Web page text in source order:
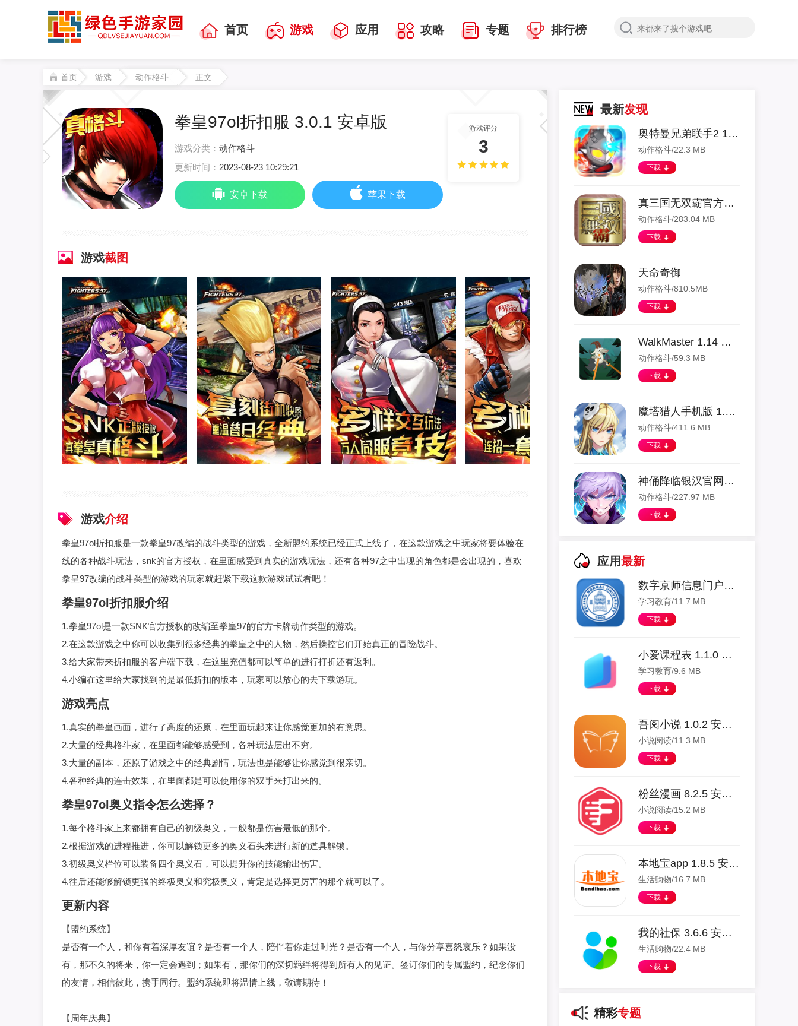
首页 游戏 应用 攻略 专题 排行榜
首页 游戏 动作格斗 正文
拳皇97ol折扣服 3.0.1 安卓版
游戏分类： 动作格斗
更新时间： 2023-08-23 10:29:21
安卓下载 苹果下载
游戏评分
3
游戏截图
游戏介绍
拳皇97ol折扣服是一款拳皇97改编的战斗类型的游戏，全新盟约系统已经正式上线了，在这款游戏之中玩家将要体验在
线的各种战斗玩法，snk的官方授权，在里面感受到真实的游戏玩法，还有各种97之中出现的角色都是会出现的，喜欢
拳皇97改编的战斗类型的游戏的玩家就赶紧下载这款游戏试试看吧！
拳皇97ol折扣服介绍
1.拳皇97ol是一款SNK官方授权的改编至拳皇97的官方卡牌动作类型的游戏。
2.在这款游戏之中你可以收集到很多经典的拳皇之中的人物，然后操控它们开始真正的冒险战斗。
3.给大家带来折扣服的客户端下载，在这里充值都可以简单的进行打折还有返利。
4.小编在这里给大家找到的是最低折扣的版本，玩家可以放心的去下载游玩。
游戏亮点
1.真实的拳皇画面，进行了高度的还原，在里面玩起来让你感觉更加的有意思。
2.大量的经典格斗家，在里面都能够感受到，各种玩法层出不穷。
3.大量的副本，还原了游戏之中的经典剧情，玩法也是能够让你感觉到很亲切。
4.各种经典的连击效果，在里面都是可以使用你的双手来打出来的。
拳皇97ol奥义指令怎么选择？
1.每个格斗家上来都拥有自己的初级奥义，一般都是伤害最低的那个。
2.根据游戏的进程推进，你可以解锁更多的奥义石头来进行新的道具解锁。
3.初级奥义栏位可以装备四个奥义石，可以提升你的技能输出伤害。
4.往后还能够解锁更强的终极奥义和究极奥义，肯定是选择更厉害的那个就可以了。
更新内容
【盟约系统】
是否有一个人，和你有着深厚友谊？是否有一个人，陪伴着你走过时光？是否有一个人，与你分享喜怒哀乐？如果没
有，那不久的将来，你一定会遇到；如果有，那你们的深切羁绊将得到所有人的见证。签订你们的专属盟约，纪念你们
的友情，相信彼此，携手同行。盟约系统即将温情上线，敬请期待！
【周年庆典】
最新发现
奥特曼兄弟联手2 1.21 安卓版
动作格斗/22.3 MB
下载
真三国无双霸官方正版手游 1.0 安卓版
动作格斗/283.04 MB
下载
天命奇御
动作格斗/810.5MB
下载
WalkMaster 1.14 安卓版
动作格斗/59.3 MB
下载
魔塔猎人手机版 1.27 安卓版
动作格斗/411.6 MB
下载
神俑降临银汉官网版 5.2.65 安卓版
动作格斗/227.97 MB
下载
应用最新
数字京师信息门户app 1.1.3 安卓版
学习教育/11.7 MB
下载
小爱课程表 1.1.0 安卓版
学习教育/9.6 MB
下载
吾阅小说 1.0.2 安卓版
小说阅读/11.3 MB
下载
粉丝漫画 8.2.5 安卓版
小说阅读/15.2 MB
下载
本地宝app 1.8.5 安卓版
生活购物/16.7 MB
下载
我的社保 3.6.6 安卓版
生活购物/22.4 MB
下载
精彩专题